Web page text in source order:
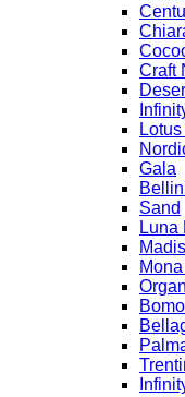
Craft
Gala
Sand
Luna